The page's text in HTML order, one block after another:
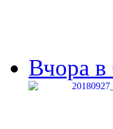
Вчора в